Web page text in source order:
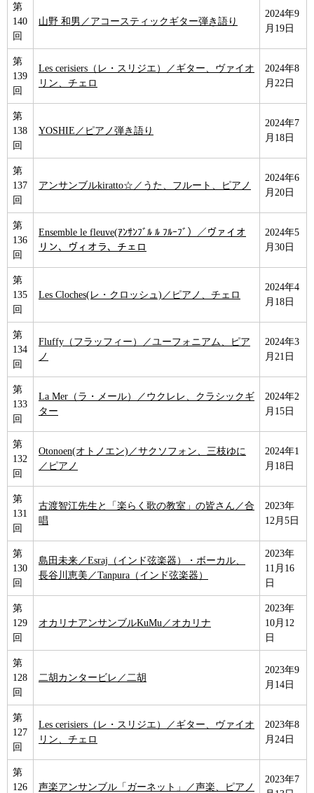
第
140
回
山野 和男／アコースティックギター弾き語り
2024年9
月19日
第
139
回
Les cerisiers（レ・スリジエ）／ギター、ヴァイオ
リン、チェロ
2024年8
月22日
第
138
回
YOSHIE／ピアノ弾き語り
2024年7
月18日
第
137
回
アンサンブルkiratto☆／うた、フルート、ピアノ
2024年6
月20日
第
136
回
Ensemble le fleuve(ｱﾝｻﾝﾌﾞﾙ ﾙ ﾌﾙｰﾌﾞ）／ヴァイオ
リン、ヴィオラ、チェロ
2024年5
月30日
第
135
回
Les Cloches(レ・クロッシュ)／ピアノ、チェロ
2024年4
月18日
第
134
回
Fluffy（フラッフィー）／ユーフォニアム、ピア
ノ
2024年3
月21日
第
133
回
La Mer（ラ・メール）／ウクレレ、クラシックギ
ター
2024年2
月15日
第
132
回
Otonoen(オトノエン)／サクソフォン、三枝ゆに
／ピアノ
2024年1
月18日
第
131
回
古渡智江先生と「楽らく歌の教室」の皆さん／合
唱
2023年
12月5日
第
130
回
島田未来／Esraj（インド弦楽器）・ボーカル、
長谷川恵美／Tanpura（インド弦楽器）
2023年
11月16
日
第
129
回
オカリナアンサンブルKuMu／オカリナ
2023年
10月12
日
第
128
回
二胡カンタービレ／二胡
2023年9
月14日
第
127
回
Les cerisiers（レ・スリジエ）／ギター、ヴァイオ
リン、チェロ
2023年8
月24日
第
126
声楽アンサンブル「ガーネット」／声楽、ピアノ
2023年7